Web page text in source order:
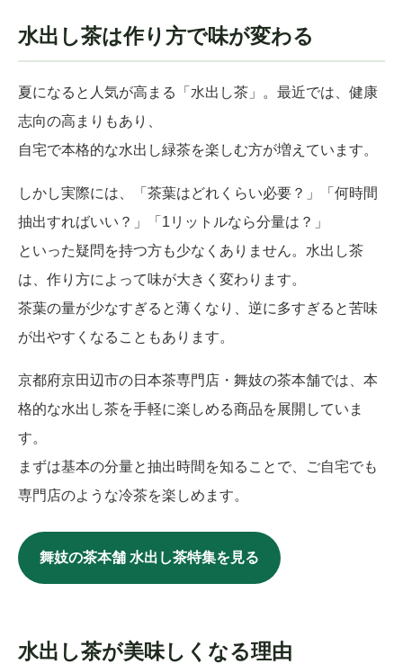
水出し茶は作り方で味が変わる
夏になると人気が高まる「水出し茶」。最近では、健康
志向の高まりもあり、
自宅で本格的な水出し緑茶を楽しむ方が増えています。
しかし実際には、「茶葉はどれくらい必要？」「何時間
抽出すればいい？」「1リットルなら分量は？」
といった疑問を持つ方も少なくありません。水出し茶
は、作り方によって味が大きく変わります。
茶葉の量が少なすぎると薄くなり、逆に多すぎると苦味
が出やすくなることもあります。
京都府京田辺市の日本茶専門店・舞妓の茶本舗では、本
格的な水出し茶を手軽に楽しめる商品を展開していま
す。
まずは基本の分量と抽出時間を知ることで、ご自宅でも
専門店のような冷茶を楽しめます。
舞妓の茶本舗 水出し茶特集を見る
水出し茶が美味しくなる理由